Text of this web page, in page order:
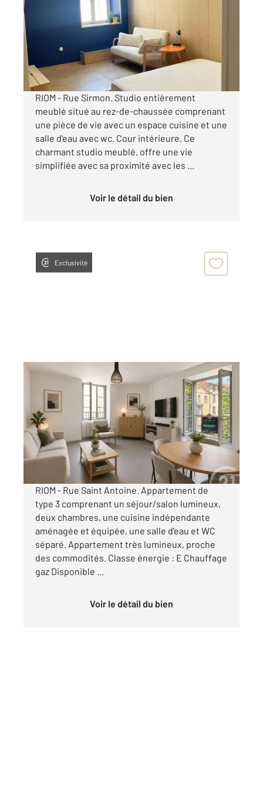
Appartement Studio à louer
395 €
par mois charges comprises
RIOM - Rue Sirmon. Studio entièrement
meublé situé au rez-de-chaussée comprenant
une pièce de vie avec un espace cuisine et une
salle d'eau avec wc. Cour intérieure. Ce
charmant studio meublé, offre une vie
simplifiée avec sa proximité avec les ...
Voir le détail du bien
Exclusivité
66,81 m
, 3 pièces
Ref : 25074
Appartement F3 à louer
585 €
par mois charges comprises
RIOM - Rue Saint Antoine. Appartement de
type 3 comprenant un séjour/salon lumineux,
deux chambres, une cuisine indépendante
aménagée et équipée, une salle d'eau et WC
séparé. Appartement très lumineux, proche
des commodités. Classe énergie : E Chauffage
gaz Disponible ...
Voir le détail du bien